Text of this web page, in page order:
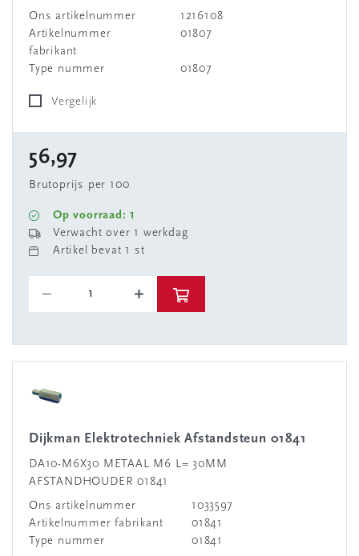
Ons artikelnummer
1216108
Artikelnummer
fabrikant
01807
Type nummer 01807
Vergelijk
56,97
Brutoprijs per 100
Op voorraad: 1
Verwacht over 1 werkdag
Artikel bevat 1 st
Dijkman Elektrotechniek Afstandsteun 01841
DA10-M6X30 METAAL M6 L= 30MM
AFSTANDHOUDER 01841
Ons artikelnummer
1033597
Artikelnummer fabrikant
01841
Type nummer
01841